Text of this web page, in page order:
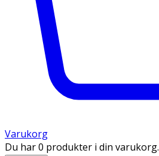
Varukorg
Du har 0 produkter i din varukorg.